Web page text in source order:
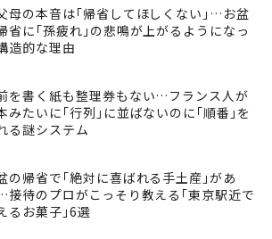
母の本音は｢帰省してほしくない｣…お盆
省に｢孫疲れ｣の悲鳴が上がるようになっ
造的な理由
を書く紙も整理券もない…フランス人が
みたいに｢行列｣に並ばないのに｢順番｣を
る謎システム
の帰省で｢絶対に喜ばれる手土産｣があ
接待のプロがこっそり教える｢東京駅近で
るお菓子｣6選